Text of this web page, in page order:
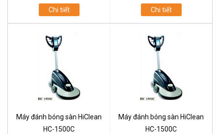
Chi tiết Chi tiết
Máy đánh bóng sàn HiClean
HC-1500C
Máy đánh bóng sàn HiClean
HC-1500C